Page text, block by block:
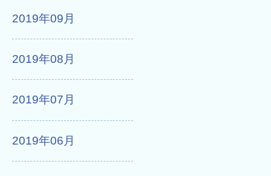
2019年09月
2019年08月
2019年07月
2019年06月